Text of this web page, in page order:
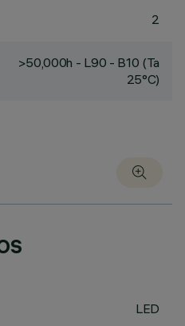
2
>50,000h - L90 - B10 (Ta
25°C)
LED